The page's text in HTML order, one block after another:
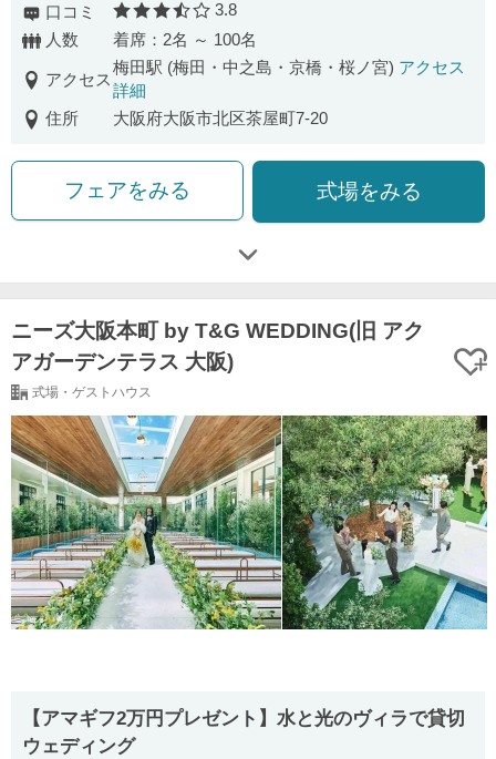
口コミ 口コミ評価
3.8
人数
着席：2名 ～ 100名
アクセス
梅田駅 (梅田・中之島・京橋・桜ノ宮) アクセス
詳細
住所
大阪府大阪市北区茶屋町7-20
フェアをみる 式場をみる
ニーズ大阪本町 by T&G WEDDING(旧 アク
アガーデンテラス 大阪)
式場・ゲストハウス
【アマギフ2万円プレゼント】水と光のヴィラで貸切
ウェディング